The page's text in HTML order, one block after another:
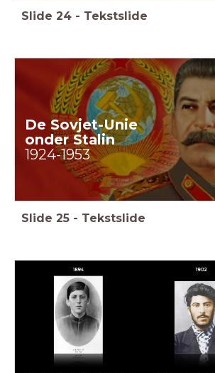
Slide 24 - Tekstslide
De Sovjet-Unie
onder Stalin
1924-1953
Slide 25 - Tekstslide